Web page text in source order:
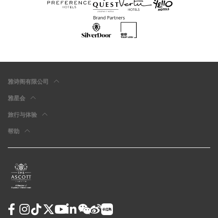
雅诗阁有限公司
雅星会
旅行与体验
帮助